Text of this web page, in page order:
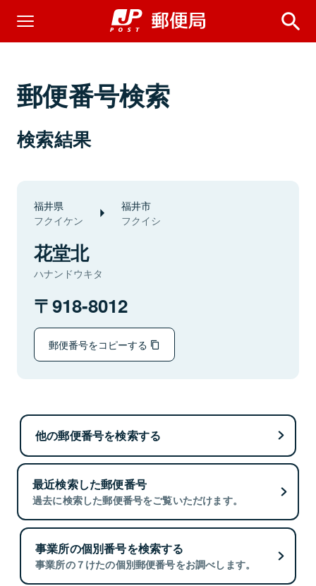
郵便番号検索
検索結果
福井県
フクイケン
福井市
フクイシ
花堂北
ハナンドウキタ
918-8012
郵便番号をコピーする
他の郵便番号を検索する
最近検索した郵便番号
過去に検索した郵便番号をご覧いただけます。
事業所の個別番号を検索する
事業所の７けたの個別郵便番号をお調べします。